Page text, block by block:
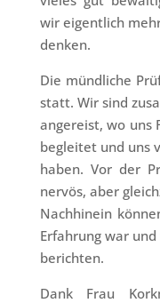
wir eigentlich
denken.
Die mündliche
statt. Wir sind
angereist, wo uns
begleitet und uns
haben. Vor der
nervös, aber
Nachhinein
Erfahrung war
berichten.
Dank Frau